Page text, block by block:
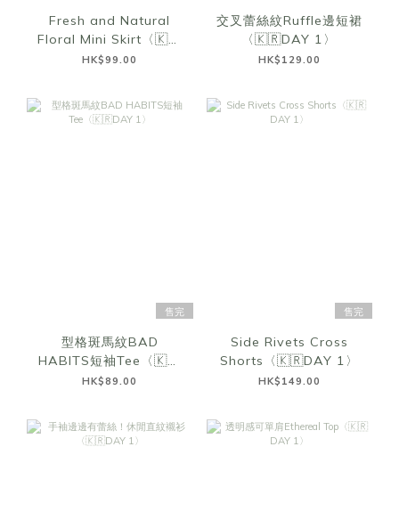
Fresh and Natural
Floral Mini Skirt〈🇰🇷
DAY 1〉
HK$99.00
交叉蕾絲紋Ruffle邊短裙
〈🇰🇷DAY 1〉
HK$129.00
售完
型格斑馬紋BAD
HABITS短袖Tee〈🇰🇷
DAY 1〉
HK$89.00
售完
Side Rivets Cross
Shorts〈🇰🇷DAY 1〉
HK$149.00